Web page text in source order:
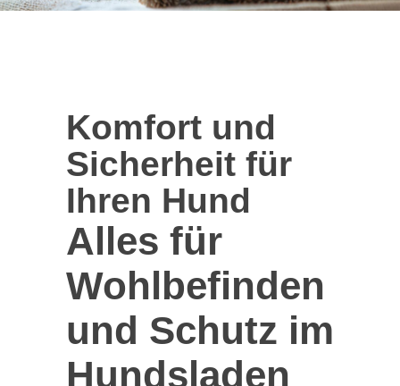
Komfort und
Sicherheit für
Ihren Hund
Alles für
Wohlbefinden
und Schutz im
Hundsladen